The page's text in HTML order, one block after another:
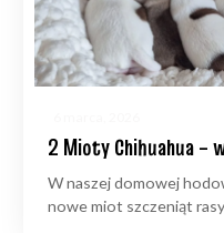
2 Mioty Chihuahua –
W naszej domowej
nowe miot szczeniąt